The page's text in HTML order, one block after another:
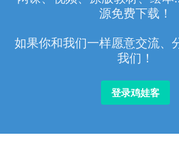
源免费下载！
如果你和我们一样愿意交流、
我们！
登录鸡娃客